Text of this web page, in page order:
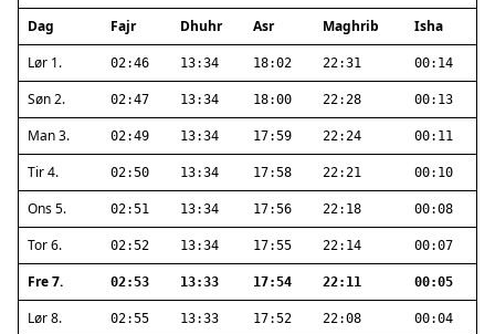
Dag Fajr Dhuhr Asr Maghrib
Isha
Lør 1.
02:46 13:34 18:02 22:31 00:14
Søn 2. 02:47 13:34 18:00 22:28 00:13
Man 3. 02:49 13:34 17:59 22:24 00:11
Tir 4. 02:50 13:34 17:58 22:21 00:10
Ons 5. 02:51 13:34 17:56 22:18 00:08
Tor 6. 02:52 13:34 17:55 22:14 00:07
Fre 7. 02:53 13:33 17:54 22:11 00:05
Lør 8. 02:55 13:33 17:52 22:08 00:04